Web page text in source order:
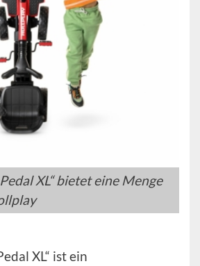
XL“ bietet eine Menge
XL“ ist ein